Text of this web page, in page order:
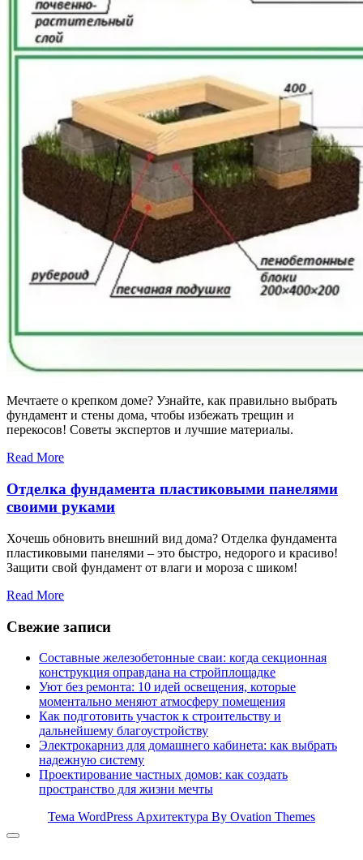
Мечтаете о крепком доме? Узнайте, как правильно выбрать
фундамент и стены дома, чтобы избежать трещин и
перекосов! Советы экспертов и лучшие материалы.
Read More
Отделка фундамента пластиковыми панелями
своими руками
Хочешь обновить внешний вид дома? Отделка фундамента
пластиковыми панелями – это быстро, недорого и красиво!
Защити свой фундамент от влаги и мороза с шиком!
Read More
Свежие записи
Составные железобетонные сваи: когда секционная
конструкция оправдана на стройплощадке
Уют без ремонта: 10 идей освещения, которые
моментально меняют атмосферу помещения
Как подготовить участок к строительству и
дальнейшему благоустройству
Электрокарниз для домашнего кабинета: как выбрать
надежную систему
Проектирование частных домов: как создать
пространство для жизни мечты
Тема WordPress Архитектура By Ovation Themes